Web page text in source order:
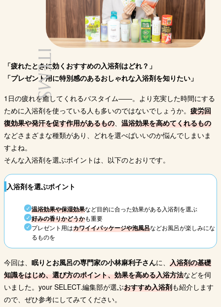
ITEMS
「疲れたときに効くおすすめの入浴剤はどれ？」
「プレゼント用に特別感のあるおしゃれな入浴剤を知りたい」
1日の疲れを癒してくれるバスタイム――。より充実した時間にする
ために入浴剤を使っている人も多いのではないでしょうか。 疲労回
復効果や発汗を促す作用があるもの、 温浴効果を高めてくれるもの
などさまざまな種類があり、どれを選べばいいのか悩んでしまいま
すよね。
そんな入浴剤を選ぶポイントは、以下のとおりです。
入浴剤を選ぶポイント
温浴効果や保湿効果など目的に合った効果がある入浴剤を選ぶ
好みの香りかどうかも重要
プレゼント用はカワイイパッケージや泡風呂などお風呂が楽しみにな
るものを
今回は、 眠りとお風呂の専門家の小林麻利子さんに、 入浴剤の基礎
知識をはじめ、選び方のポイント、効果を高める入浴方法などを伺
いました。your SELECT.編集部が選ぶおすすめ入浴剤も紹介します
ので、ぜひ参考にしてみてください。
シトラスグリーン 柑橘系、生薬 ホッ
固形（タブレット） 固形（タブレット） 液体 固形（
楽天市場
Yahoo!
Amazon
Yahoo!
Amazon